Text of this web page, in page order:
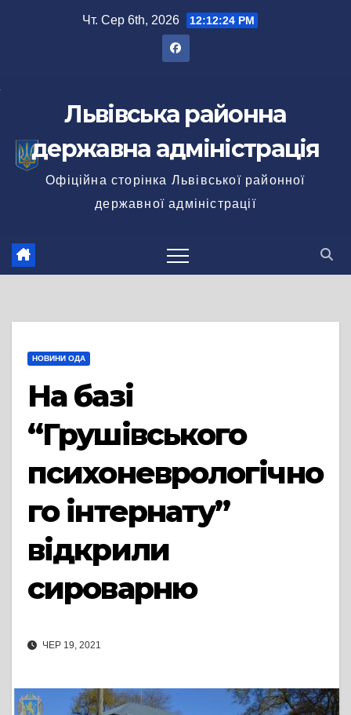
Чт. Сер 6th, 2026 12:12:24 PM
Львівська районна
державна адміністрація
Офіційна сторінка Львівської районної
державної адміністрації
НОВИНИ ОДА
На базі
“Грушівського
психоневрологічно
го інтернату”
відкрили
сироварню
ЧЕР 19, 2021